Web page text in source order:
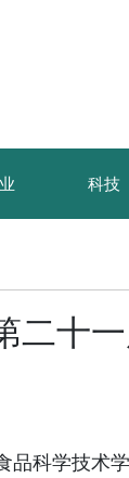
科技
二十
品科学技术